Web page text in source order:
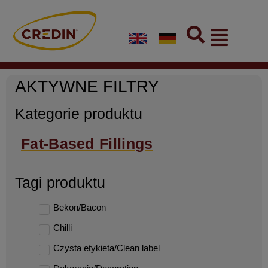
content
Flyout
Menu
AKTYWNE FILTRY
Kategorie produktu
Fat-Based Fillings
Tagi produktu
Bekon/Bacon
Chilli
Czysta etykieta/Clean label